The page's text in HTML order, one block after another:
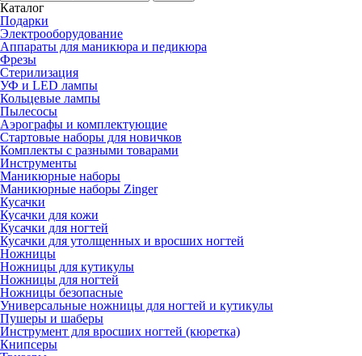
Каталог
Подарки
Электро­оборудование
Аппараты для маникюра и педикюра
Фрезы
Стерилизация
УФ и LED лампы
Кольцевые лампы
Пылесосы
Аэрографы и комплектующие
Стартовые наборы для новичков
Комплекты с разными товарами
Инструменты
Маникюрные наборы
Маникюрные наборы Zinger
Кусачки
Кусачки для кожи
Кусачки для ногтей
Кусачки для утолщенных и вросших ногтей
Ножницы
Ножницы для кутикулы
Ножницы для ногтей
Ножницы безопасные
Универсальные ножницы для ногтей и кутикулы
Пушеры и шаберы
Инструмент для вросших ногтей (кюретка)
Книпсеры